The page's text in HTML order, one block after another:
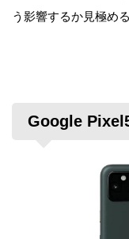
う影響するか見極め
Google